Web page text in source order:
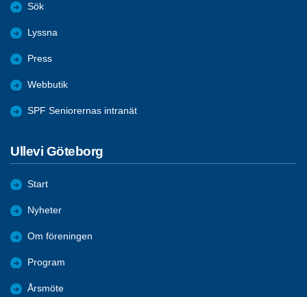
Sök
Lyssna
Press
Webbutik
SPF Seniorernas intranät
Ullevi Göteborg
Start
Nyheter
Om föreningen
Program
Årsmöte